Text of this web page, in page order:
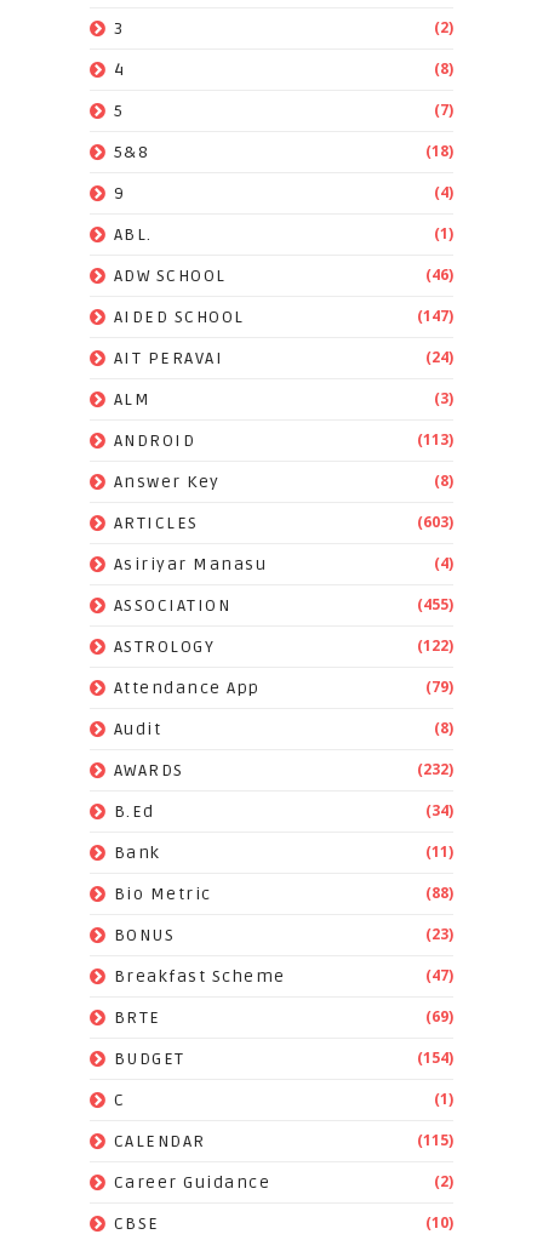
3 (2)
4 (8)
5 (7)
5&8 (18)
9 (4)
ABL. (1)
ADW SCHOOL (46)
AIDED SCHOOL (147)
AIT PERAVAI (24)
ALM (3)
ANDROID (113)
Answer Key (8)
ARTICLES (603)
Asiriyar Manasu (4)
ASSOCIATION (455)
ASTROLOGY (122)
Attendance App (79)
Audit (8)
AWARDS (232)
B.Ed (34)
Bank (11)
Bio Metric (88)
BONUS (23)
Breakfast Scheme (47)
BRTE (69)
BUDGET (154)
C (1)
CALENDAR (115)
Career Guidance (2)
CBSE (10)